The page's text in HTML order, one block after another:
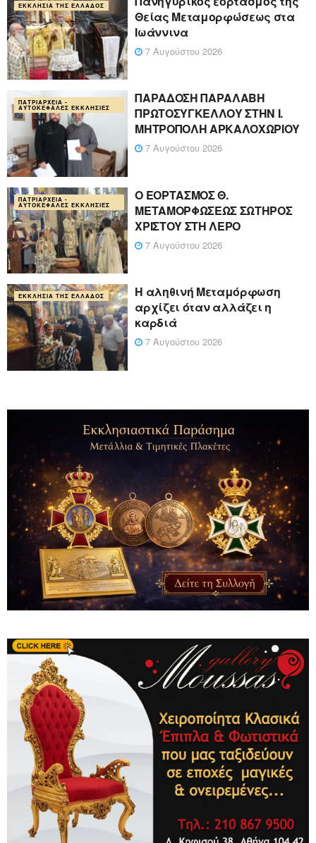
ΕΚΚΛΗΣΊΑ ΤΗΣ ΕΛΛΆΔΟΣ
Θείας Μεταμορφώσεως στα
Ιωάννινα
7 Αυγούστου 2026
ΠΑΤΡΙΑΡΧΕΊΑ -
ΑΥΤΟΚΈΦΑΛΕΣ ΕΚΚΛΗΣΊΕΣ
ΠΑΡΑΔΟΣΗ ΠΑΡΑΛΑΒΗ
ΠΡΩΤΟΣΥΓΚΕΛΛΟΥ ΣΤΗΝ Ι.
ΜΗΤΡΟΠΟΛΗ ΑΡΚΑΛΟΧΩΡΙΟΥ
7 Αυγούστου 2026
ΠΑΤΡΙΑΡΧΕΊΑ -
ΑΥΤΟΚΈΦΑΛΕΣ ΕΚΚΛΗΣΊΕΣ
Ο ΕΟΡΤΑΣΜΟΣ Θ.
ΜΕΤΑΜΟΡΦΩΣΕΩΣ ΣΩΤΗΡΟΣ
ΧΡΙΣΤΟΥ ΣΤΗ ΛΕΡΟ
7 Αυγούστου 2026
ΕΚΚΛΗΣΊΑ ΤΗΣ ΕΛΛΆΔΟΣ
Η αληθινή Μεταμόρφωση
αρχίζει όταν αλλάζει η
καρδιά
7 Αυγούστου 2026